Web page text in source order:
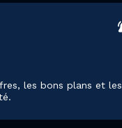
les bons plans et les